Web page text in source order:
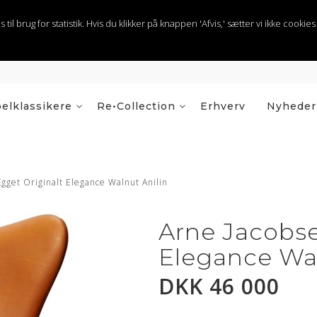
brug for statistik. Hvis du klikker på knappen 'Afvis,' sætter vi ikke
Re•Collection
Nyheder
Erhverv
Originalt Elegance Walnut Anilin
Arne
Elegance
DKK 46 000